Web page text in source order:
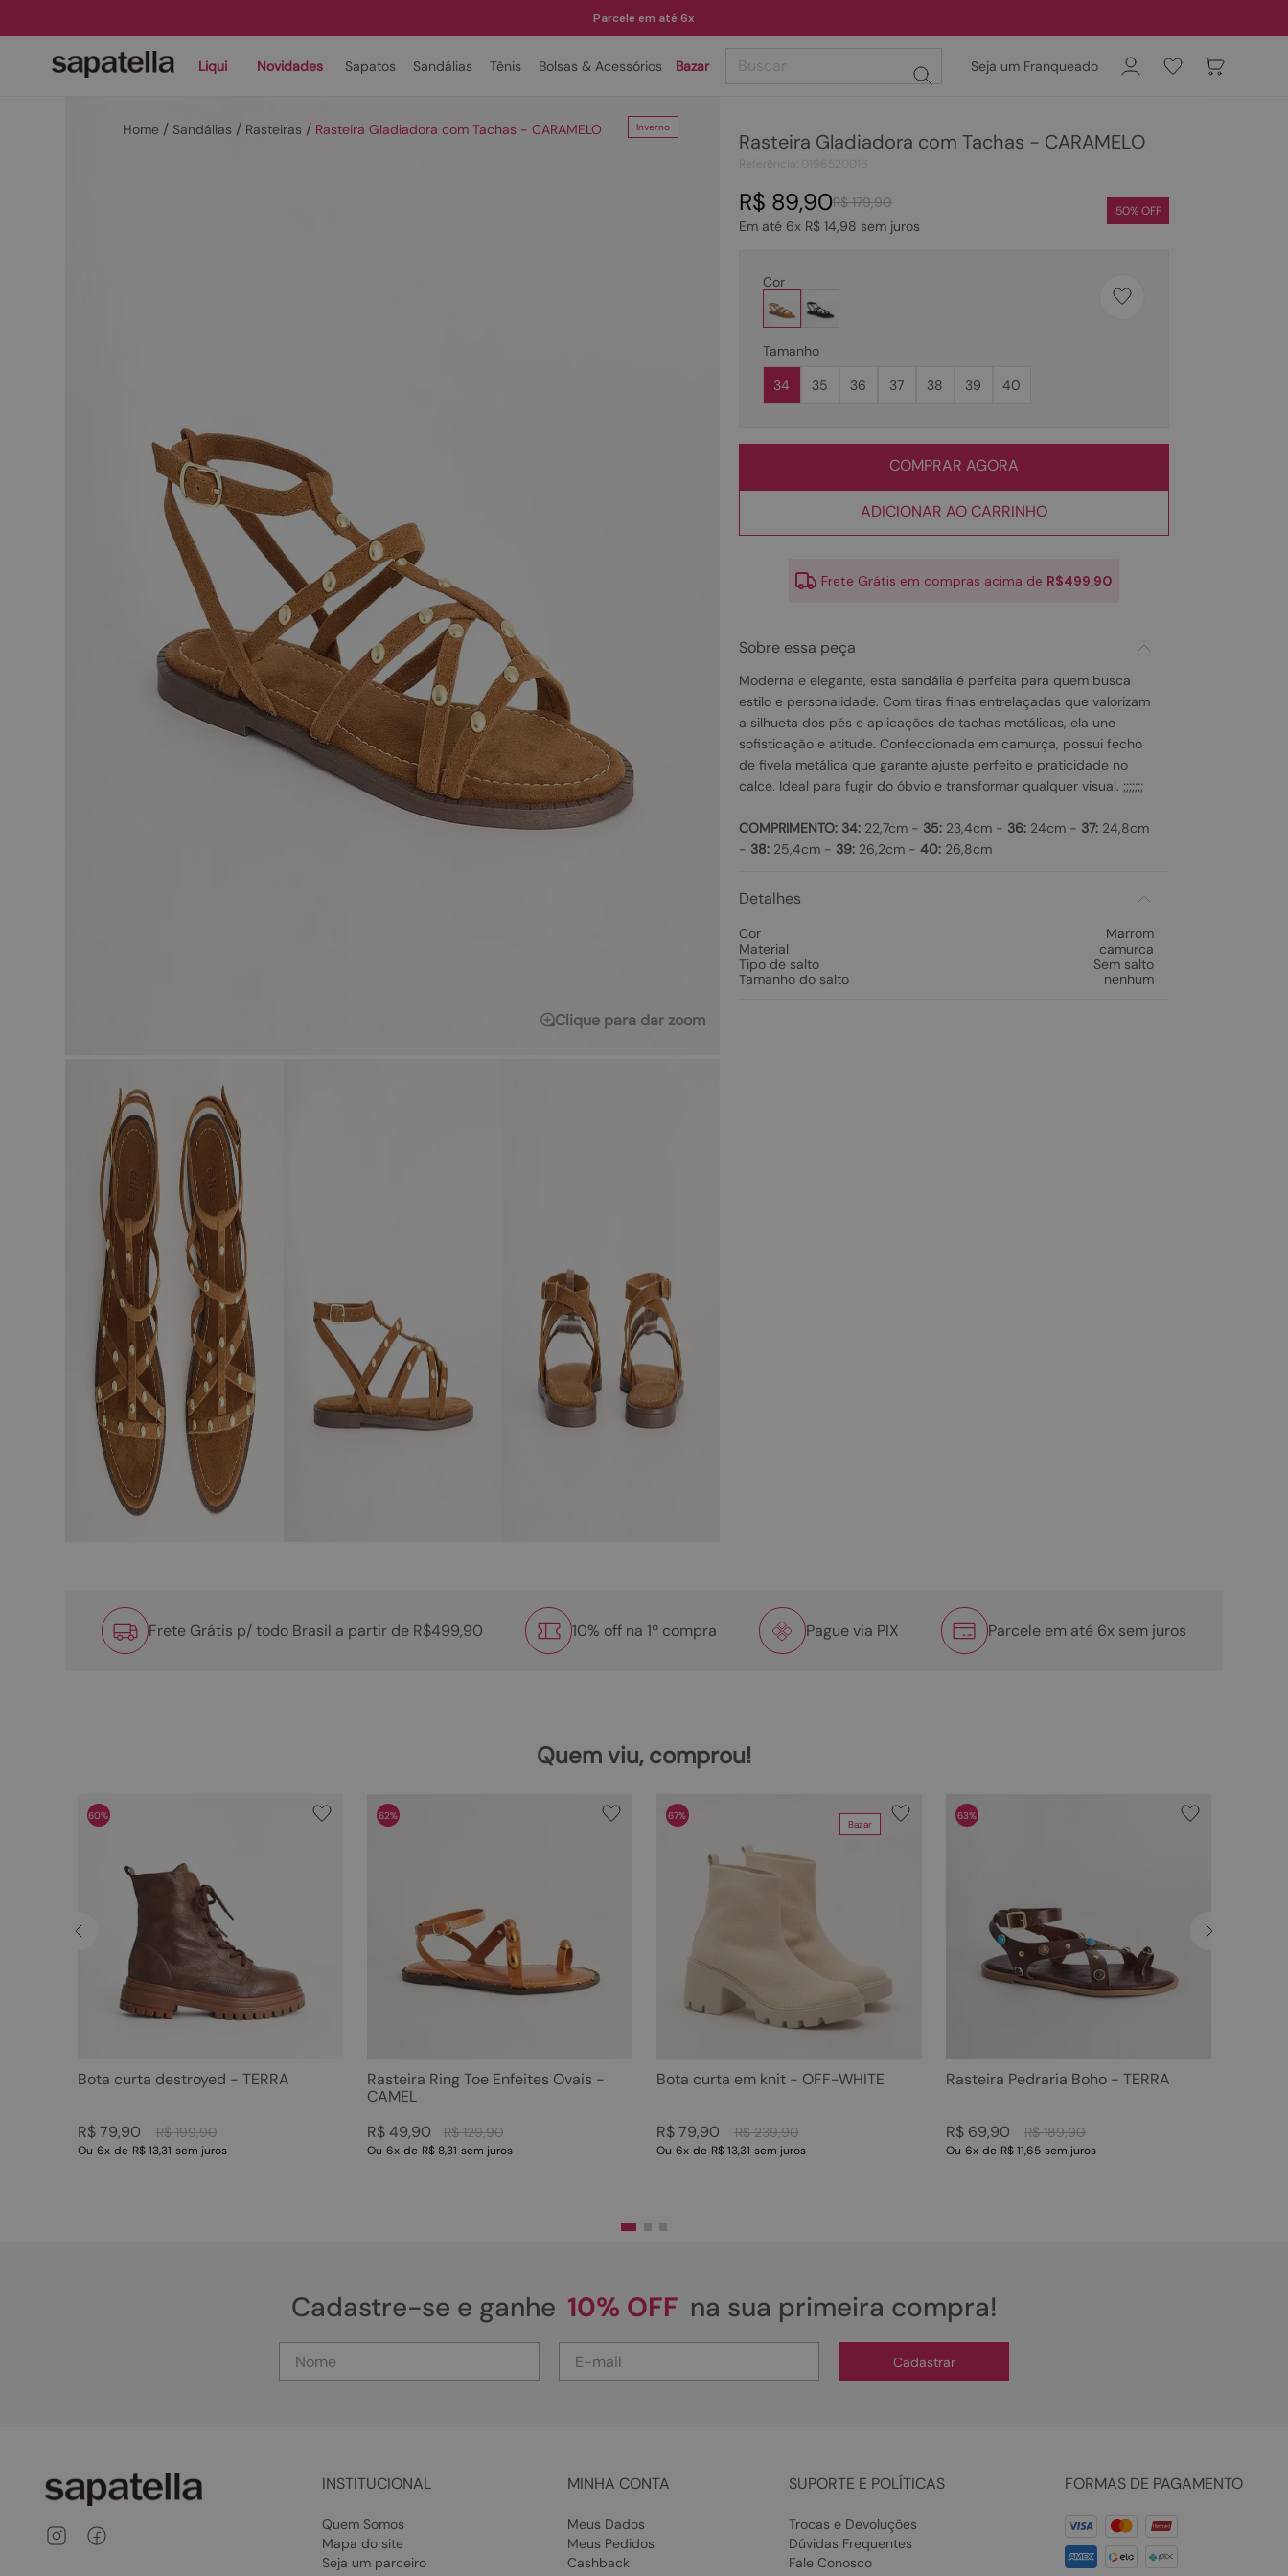
Parcele em até 6x
Liqui Novidades Sapatos Sandálias Tênis Bolsas & Acessórios Bazar Seja um Franqueado
Sandálias Rasteiras Rasteira Gladiadora com Tachas - CARAMELO Inverno
Clique para dar zoom
Rasteira Gladiadora com Tachas - CARAMELO
R$ 179,90
R$ 89,90
Em até 6x R$ 14,98 sem juros
50% OFF
Cor
Tamanho
34
35 36 37 38 39 40
COMPRAR AGORA
ADICIONAR AO CARRINHO
Frete Grátis em compras acima de R$499,90
Sobre essa peça
Moderna e elegante, esta sandália é perfeita para quem busca
estilo e personalidade. Com tiras finas entrelaçadas que valorizam
a silhueta dos pés e aplicações de tachas metálicas, ela une
sofisticação e atitude. Confeccionada em camurça, possui fecho
de fivela metálica que garante ajuste perfeito e praticidade no
calce. Ideal para fugir do óbvio e transformar qualquer visual. ;;;;;;;
COMPRIMENTO: 34:22,7cm - 35:23,4cm - 36:24cm - 37:24,8cm
- 38:25,4cm - 39:26,2cm - 40:26,8cm
Detalhes
Cor
Marrom
Material
camurca
Tipo de salto
Sem salto
Tamanho do salto
nenhum
Frete Grátis p/ todo Brasil a partir de R$499,90 10% off na 1º compra Pague via PIX Parcele em até 6x sem juros
Quem viu, comprou!
60%
Bota curta destroyed - TERRA
R$ 199,90
R$ 79,90
Ou 6x de R$ 13,31 sem juros
62%
Rasteira Ring Toe Enfeites Ovais -
CAMEL
R$ 129,90
R$ 49,90
Ou 6x de R$ 8,31 sem juros
Bazar
67%
Bota curta em knit - OFF-WHITE
R$ 239,90
R$ 79,90
Ou 6x de R$ 13,31 sem juros
63%
Rasteira Pedraria Boho - TERRA
R$ 189,90
R$ 69,90
Ou 6x de R$ 11,65 sem juros
Cadastre-se e ganhe 10% OFF na sua primeira compra!
Cadastrar
INSTITUCIONAL
Quem Somos
Mapa do site
Seja um parceiro
MINHA CONTA
Meus Dados
Meus Pedidos
Cashback
SUPORTE E POLÍTICAS
Trocas e Devoluções
Dúvidas Frequentes
Fale Conosco
FORMAS DE PAGAMENTO
TERMOS MAIS BUSCADOS